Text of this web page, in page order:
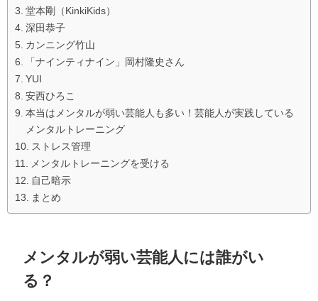
堂本剛（KinkiKids）
深田恭子
カンニング竹山
「ナインティナイン」岡村隆史さん
YUI
安西ひろこ
本当はメンタルが弱い芸能人も多い！芸能人が実践している
メンタルトレーニング
ストレス管理
メンタルトレーニングを受ける
自己暗示
まとめ
メンタルが弱い芸能人には誰がい
る？